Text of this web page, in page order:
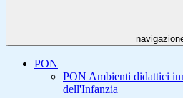
PON
PON Ambienti didattici
dell'Infanzia